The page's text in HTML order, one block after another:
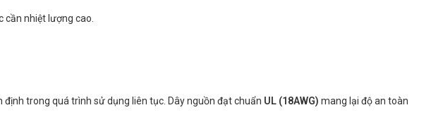
cần nhiệt lượng cao.
trong quá trình sử dụng liên tục. Dây nguồn đạt chuẩn UL (18AWG) mang lại độ an toàn